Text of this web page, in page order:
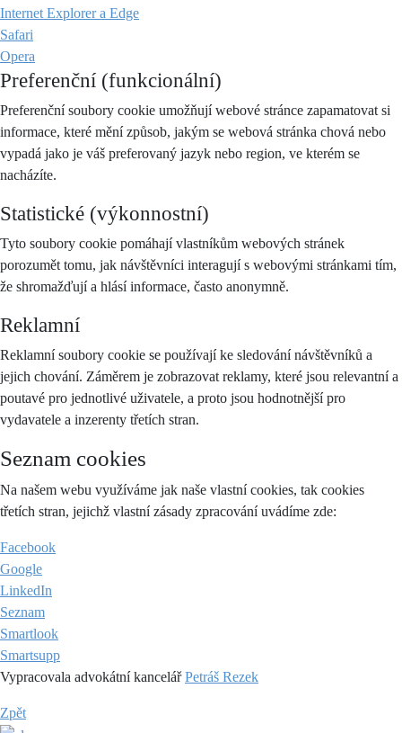
Internet Explorer a Edge
Safari
Opera
Preferenční (funkcionální)
Preferenční soubory cookie umožňují webové stránce zapamatovat si
informace, které mění způsob, jakým se webová stránka chová nebo
vypadá jako je váš preferovaný jazyk nebo region, ve kterém se
nacházíte.
Statistické (výkonnostní)
Tyto soubory cookie pomáhají vlastníkům webových stránek
porozumět tomu, jak návštěvníci interagují s webovými stránkami tím,
že shromažďují a hlásí informace, často anonymně.
Reklamní
Reklamní soubory cookie se používají ke sledování návštěvníků a
jejich chování. Záměrem je zobrazovat reklamy, které jsou relevantní a
poutavé pro jednotlivé uživatele, a proto jsou hodnotnější pro
vydavatele a inzerenty třetích stran.
Seznam cookies
Na našem webu využíváme jak naše vlastní cookies, tak cookies
třetích stran, jejichž vlastní zásady zpracování uvádíme zde:
Facebook
Google
LinkedIn
Seznam
Smartlook
Smartsupp
Vypracovala advokátní kancelářPetráš Rezek
Zpět